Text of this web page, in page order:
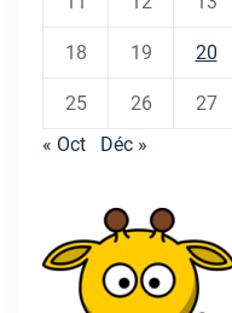
18 19 20
25 26 27
« Oct
Déc »